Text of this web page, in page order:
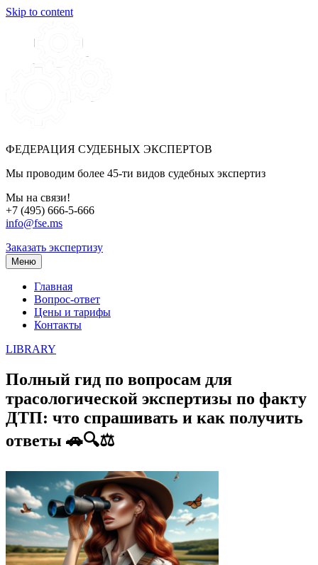
Skip to content
ФЕДЕРАЦИЯ СУДЕБНЫХ ЭКСПЕРТОВ
Мы проводим более 45-ти видов судебных экспертиз
Мы на связи!
+7 (495) 666-5-666
info@fse.ms
Заказать экспертизу
Меню
Главная
Вопрос-ответ
Цены и тарифы
Контакты
LIBRARY
Полный гид по вопросам для
трасологической экспертизы по факту
ДТП: что спрашивать и как получить
ответы 🚗🔍⚖️